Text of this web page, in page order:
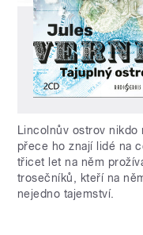
Lincolnův ostrov nikdo
přece ho znají lidé na
třicet let na něm
trosečníků, kteří na
nejedno tajemství.